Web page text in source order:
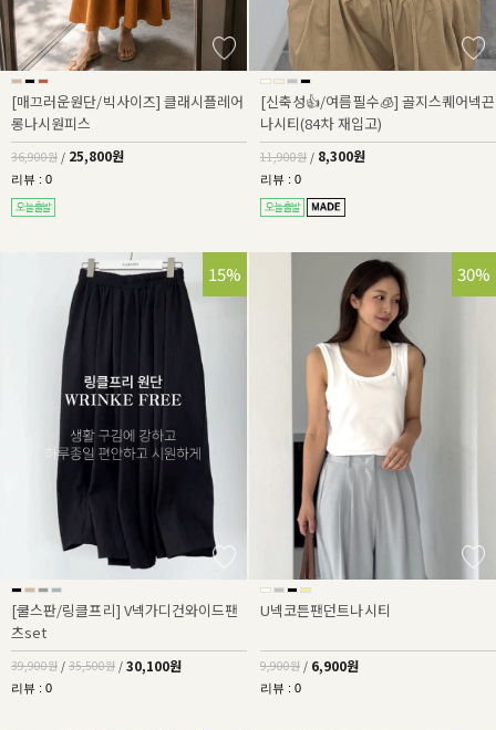
[매끄러운원단/빅사이즈] 클래시플레어
롱나시원피스
36,900원 / 25,800원
리뷰 : 0
[신축성👍/여름필수🧊] 골지스퀘어넥끈
나시티(84차 재입고)
11,900원 / 8,300원
리뷰 : 0
25%
15%
[쿨스판/링클프리] V넥가디건와이드팬
츠set
39,900원 / 35,500원 / 30,100원
리뷰 : 0
30%
U넥코튼팬던트나시티
9,900원 / 6,900원
리뷰 : 0